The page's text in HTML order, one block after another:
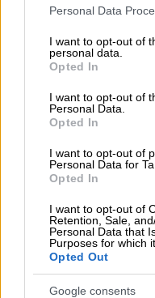
Please note that this
not limited to your visit
grant or deny consent to
use your data for below
consent section.
Personal Data
I want to opt-out of
personal data.
Opted In
I want to opt-out of
Personal Data.
Opted In
I want to opt-out of
Personal Data for
Opted In
I want to opt-out of
Retention, Sale,
Personal Data that
Purposes for which
Opted Out
Google consents
σκεπτικό του
παρά την
Μετά την
συντρέχουν οι
αναίρεσης.
Η απόφαση
Σύμφωνα με
Εφετών
αποφυλάκισης του
Γιωτόπουλου, με
είχε προηγηθεί
εισαγγελέα